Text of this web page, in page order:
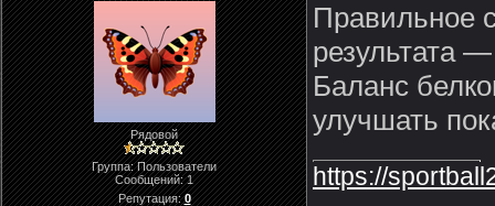
Рядовой
Группа: Пользователи
Сообщений:1
Репутация:0
Правильное
результата
Баланс
улучшать
https://